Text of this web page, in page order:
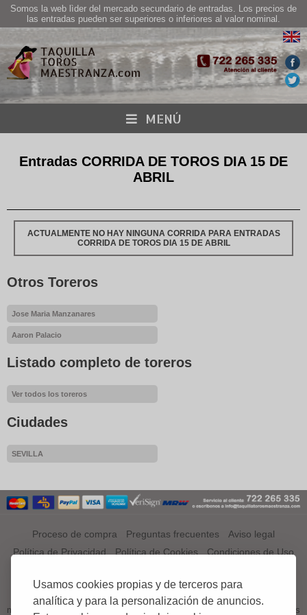
Usamos cookies propias y de terceros para
analítica y para la personalización de anuncios.
Somos la web lìder del mercado secundario de entradas. Los precios de
las entradas pueden ser superiores o inferiores al valor nominal.
MENÚ
Entradas CORRIDA DE TOROS DIA 15 DE
ABRIL
ACTUALMENTE NO HAY NINGUNA CORRIDA PARA ENTRADAS
CORRIDA DE TOROS DIA 15 DE ABRIL
Otros Toreros
Jose Maria Manzanares
Aaron Palacio
Listado completo de toreros
Ver todos los toreros
Ciudades
SEVILLA
Proceso de compra Preguntas frecuentes
Aviso legal
Política de Privacidad
Política de Cookies Condiciones de Uso
¿QUÉ ES TAQUILLATOROSMAESTRANZA.COM?
TAQUILLATOROSMAESTRANZA.COM es el primer portal a nivel
mundial especializado en venta de entradas, tickets o abonos de Corridas